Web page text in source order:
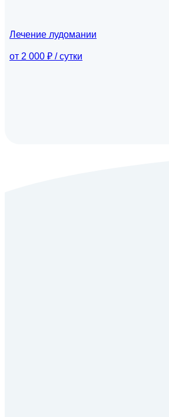
Лечение лудомании
от 2 000 ₽ / сутки